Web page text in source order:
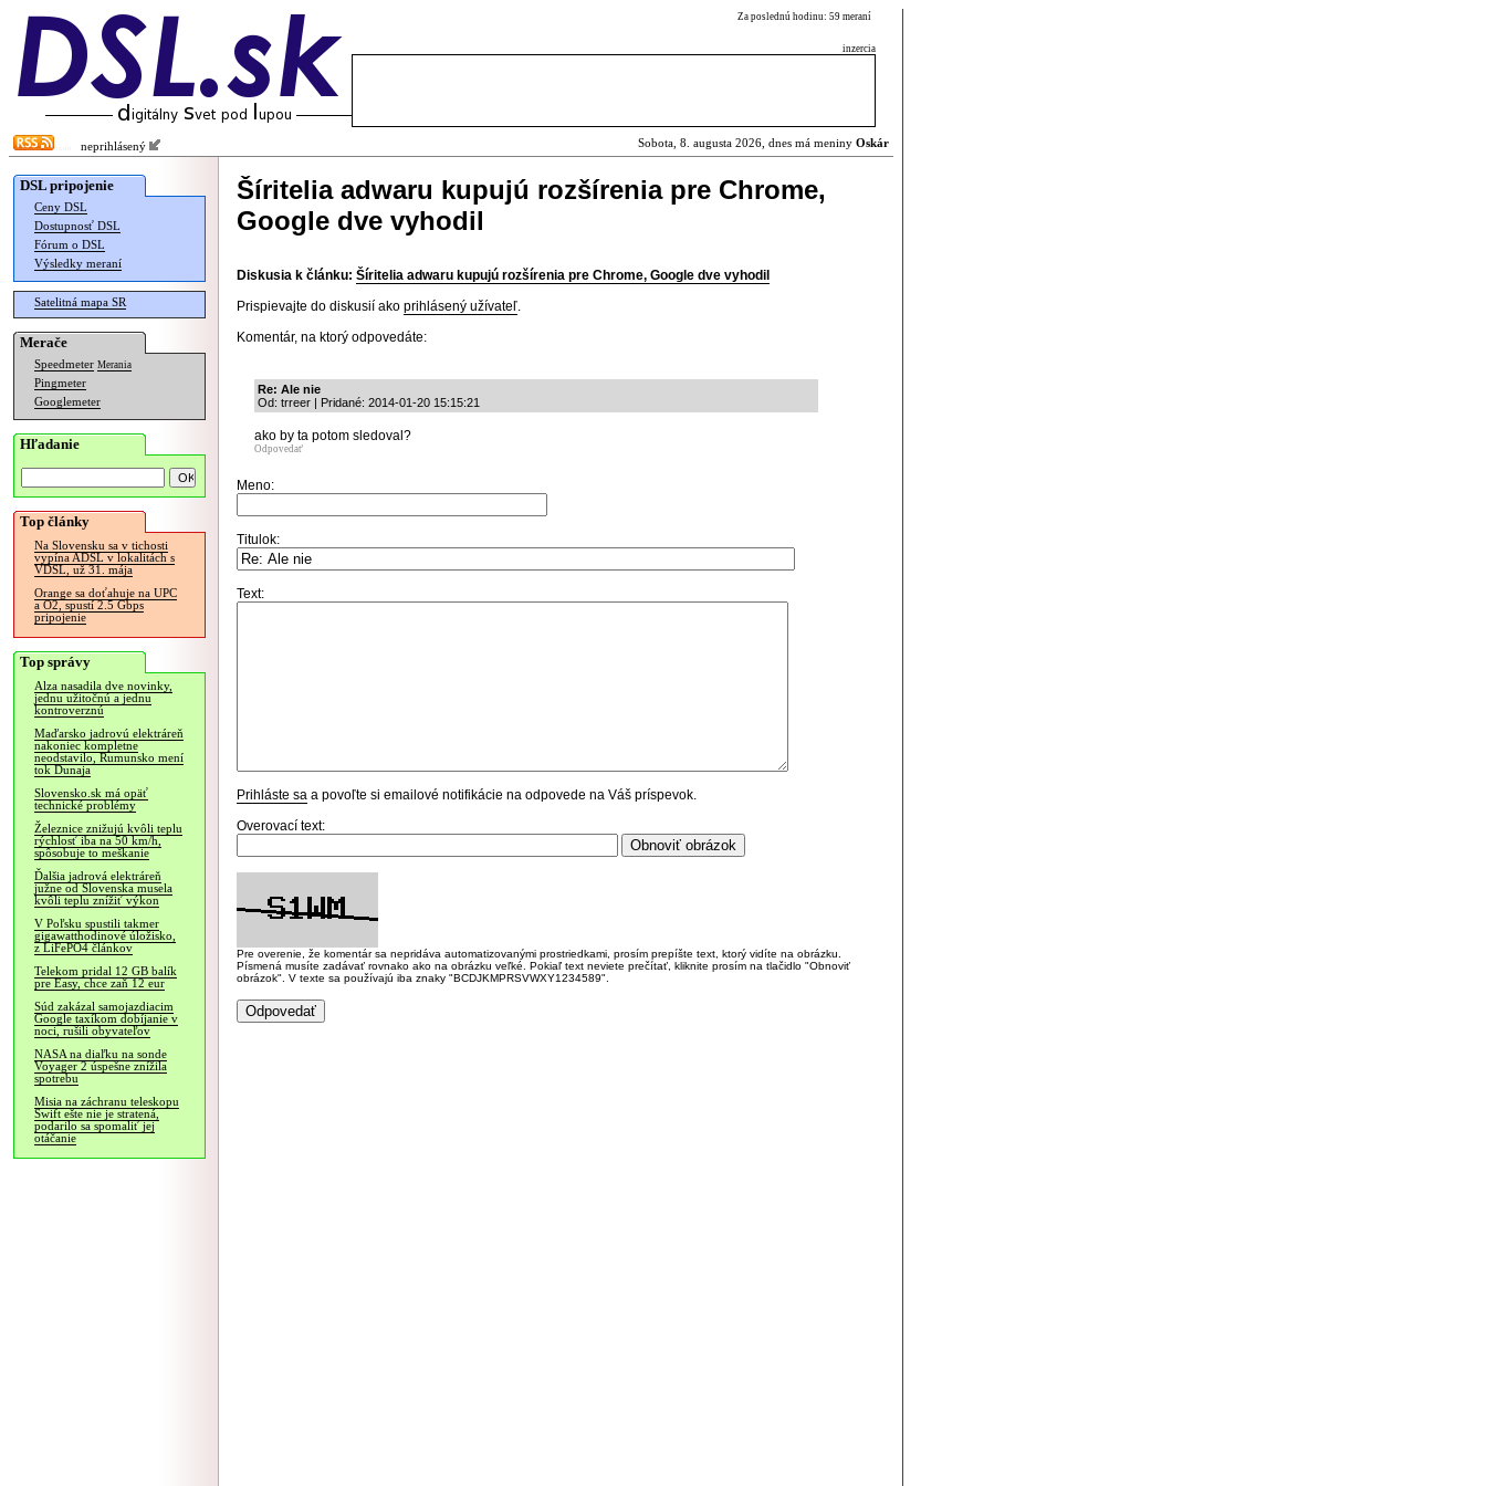
Za poslednú hodinu: 59 meraní
inzercia
neprihlásený Sobota, 8. augusta 2026, dnes má meniny Oskár
DSL pripojenie
Ceny DSL
Dostupnosť DSL
Fórum o DSL
Výsledky meraní
Satelitná mapa SR
Merače
Speedmeter Merania
Pingmeter
Googlemeter
Hľadanie
Top články
Na Slovensku sa v tichosti
vypína ADSL v lokalitách s
VDSL, už 31. mája
Orange sa doťahuje na UPC
a O2, spustí 2.5 Gbps
pripojenie
Top správy
Alza nasadila dve novinky,
jednu užitočnú a jednu
kontroverznú
Maďarsko jadrovú elektráreň
nakoniec kompletne
neodstavilo, Rumunsko mení
tok Dunaja
Slovensko.sk má opäť
technické problémy
Železnice znižujú kvôli teplu
rýchlosť iba na 50 km/h,
spôsobuje to meškanie
Ďalšia jadrová elektráreň
južne od Slovenska musela
kvôli teplu znížiť výkon
V Poľsku spustili takmer
gigawatthodinové úložisko,
z LiFePO4 článkov
Telekom pridal 12 GB balík
pre Easy, chce zaň 12 eur
Súd zakázal samojazdiacim
Google taxíkom dobíjanie v
noci, rušili obyvateľov
NASA na diaľku na sonde
Voyager 2 úspešne znížila
spotrebu
Misia na záchranu teleskopu
Swift ešte nie je stratená,
podarilo sa spomaliť jej
otáčanie
Šíritelia adwaru kupujú rozšírenia pre Chrome,
Google dve vyhodil
Diskusia k článku: Šíritelia adwaru kupujú rozšírenia pre Chrome, Google dve vyhodil
Prispievajte do diskusií ako prihlásený užívateľ.
Komentár, na ktorý odpovedáte:
Re: Ale nie
Od: trreer | Pridané: 2014-01-20 15:15:21
ako by ta potom sledoval?
Odpovedať
Meno:
Titulok:
Text:
Prihláste sa a povoľte si emailové notifikácie na odpovede na Váš príspevok.
Overovací text:
Pre overenie, že komentár sa nepridáva automatizovanými prostriedkami, prosím prepíšte text, ktorý vidíte na obrázku.
Písmená musíte zadávať rovnako ako na obrázku veľké. Pokiaľ text neviete prečítať, kliknite prosím na tlačidlo "Obnoviť
obrázok". V texte sa používajú iba znaky "BCDJKMPRSVWXY1234589".